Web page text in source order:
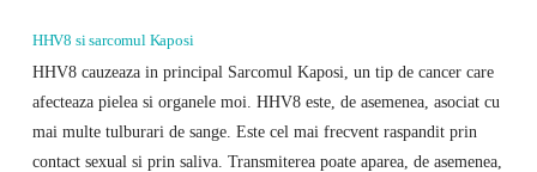
HHV8 si sarcomul Kaposi
HHV8 cauzeaza in principal Sarcomul Kaposi, un tip de cancer care
afecteaza pielea si organele moi. HHV8 este, de asemenea, asociat cu
mai multe tulburari de sange. Este cel mai frecvent raspandit prin
contact sexual si prin saliva. Transmiterea poate aparea, de asemenea,